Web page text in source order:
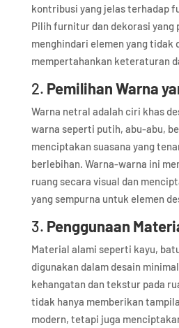
kontribusi yang jelas terhadap
Pilih furnitur dan dekorasi yang
menghindari elemen yang tidak
mempertahankan keteraturan
2. Pemilihan Warna
Warna netral adalah ciri khas
warna seperti putih, abu-abu,
menciptakan suasana yang
berlebihan. Warna-warna ini
ruang secara visual dan
yang sempurna untuk elemen
3. Penggunaan
Material alami seperti kayu,
digunakan dalam desain
kehangatan dan tekstur pada
tidak hanya memberikan
modern, tetapi juga